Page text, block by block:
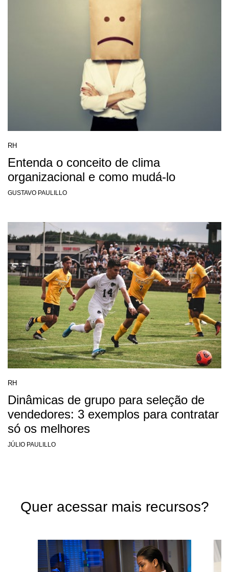
RH
Entenda o conceito de clima
organizacional e como mudá-lo
GUSTAVO PAULILLO
RH
Dinâmicas de grupo para seleção de
vendedores: 3 exemplos para contratar
só os melhores
JÚLIO PAULILLO
Quer acessar mais recursos?